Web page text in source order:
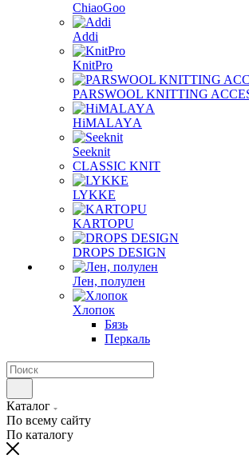
ChiaoGoo
Addi
KnitPro
PARSWOOL KNITTING
HiMALAYА
Seeknit
CLASSIC KNIT
LYKKE
KАRTOPU
DROPS DЕSIGN
Лен, полулен
Хлопок
Бязь
Перкаль
Каталог
По всему сайту
По каталогу